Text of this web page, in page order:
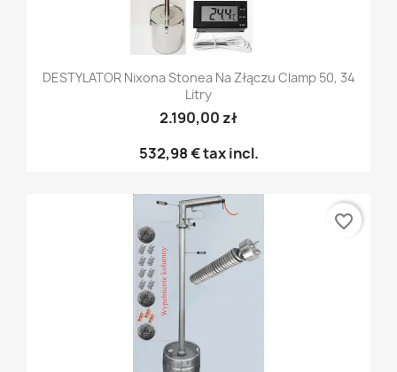
DESTYLATOR Nixona Stonea Na Złączu Clamp 50, 34
Litry
2.190,00 zł
532,98 €tax incl.
favorite_border